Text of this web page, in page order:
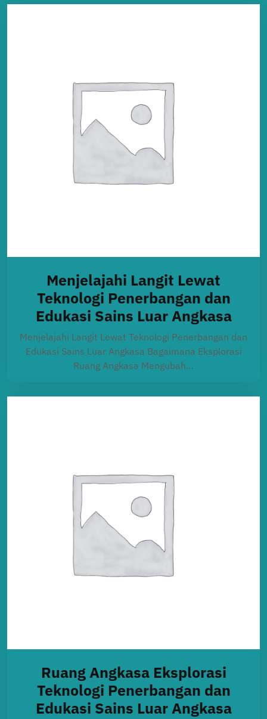
Menjelajahi Langit Lewat
Teknologi Penerbangan dan
Edukasi Sains Luar Angkasa
Menjelajahi Langit Lewat Teknologi Penerbangan dan
Edukasi Sains Luar Angkasa Bagaimana Eksplorasi
Ruang Angkasa Mengubah…
Ruang Angkasa Eksplorasi
Teknologi Penerbangan dan
Edukasi Sains Luar Angkasa